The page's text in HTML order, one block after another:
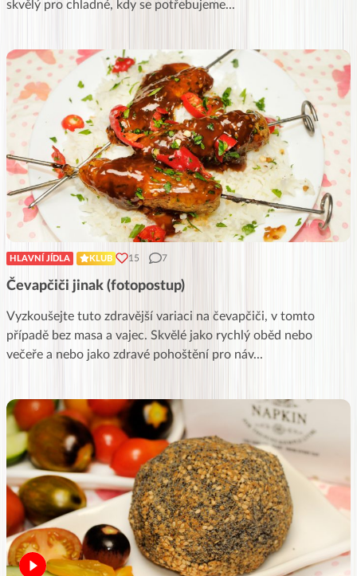
skvělý pro chladné, kdy se potřebujeme...
HLAVNÍ JÍDLA KLUB 15 7
Čevapčiči jinak (fotopostup)
Vyzkoušejte tuto zdravější variaci na čevapčiči, v tomto
případě bez masa a vajec. Skvělé jako rychlý oběd nebo
večeře a nebo jako zdravé pohoštění pro náv...